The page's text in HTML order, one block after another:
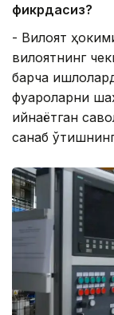
фикрдасиз?
- Вилоят
вилоятнинг
барча
фуқароларни
қийнаётган
санаб